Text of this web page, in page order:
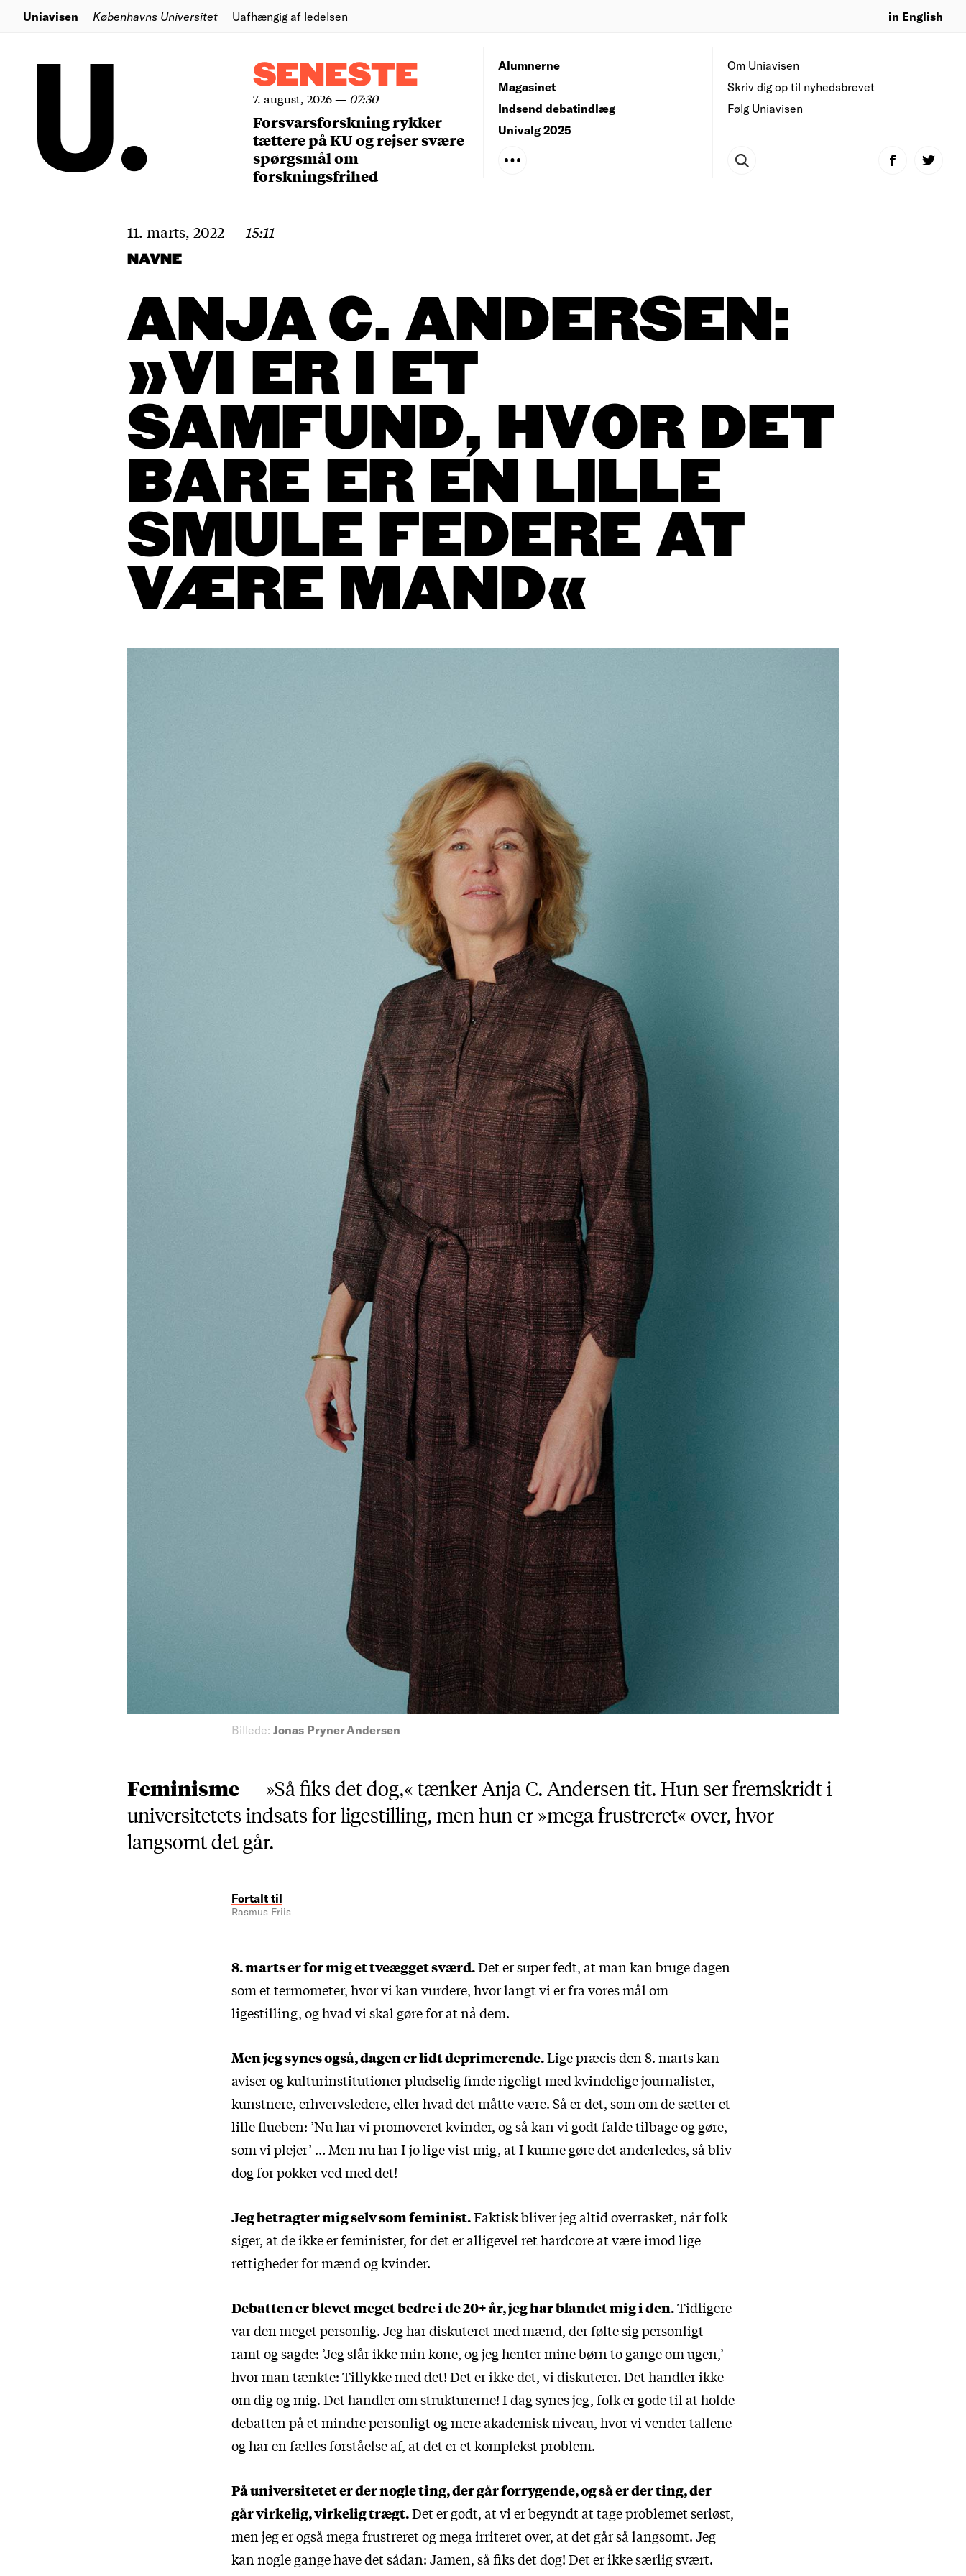
Uniavisen Københavns Universitet Uafhængig af ledelsen in English
SENESTE
7. august, 2026— 07:30
Forsvarsforskning rykker
tættere på KU og rejser svære
spørgsmål om
forskningsfrihed
Om Uniavisen
Skriv dig op til nyhedsbrevet
Følg Uniavisen
Alumnerne
Magasinet
Indsend debatindlæg
Univalg 2025
11. marts, 2022 — 15:11
NAVNE
ANJA C. ANDERSEN:
»VI ER I ET
SAMFUND, HVOR DET
BARE ER EN LILLE
SMULE FEDERE AT
VÆRE MAND«
Billede: Jonas Pryner Andersen
Feminisme — »Så fiks det dog,« tænker Anja C. Andersen tit. Hun ser fremskridt i
universitetets indsats for ligestilling, men hun er »mega frustreret« over, hvor
langsomt det går.
Fortalt til
Rasmus Friis
8. marts er for mig et tveægget sværd.Det er super fedt, at man kan bruge dagen
som et termometer, hvor vi kan vurdere, hvor langt vi er fra vores mål om
ligestilling, og hvad vi skal gøre for at nå dem.
Men jeg synes også, dagen er lidt deprimerende.Lige præcis den 8. marts kan
aviser og kulturinstitutioner pludselig finde rigeligt med kvindelige journalister,
kunstnere, erhvervsledere, eller hvad det måtte være. Så er det, som om de sætter et
lille flueben: ’Nu har vi promoveret kvinder, og så kan vi godt falde tilbage og gøre,
som vi plejer’ … Men nu har I jo lige vist mig, at I kunne gøre det anderledes, så bliv
dog for pokker ved med det!
Jeg betragter mig selv som feminist.Faktisk bliver jeg altid overrasket, når folk
siger, at de ikke er feminister, for det er alligevel ret hardcore at være imod lige
rettigheder for mænd og kvinder.
Debatten er blevet meget bedre i de 20+ år, jeg har blandet mig i den.Tidligere
var den meget personlig. Jeg har diskuteret med mænd, der følte sig personligt
ramt og sagde: ’Jeg slår ikke min kone, og jeg henter mine børn to gange om ugen,’
hvor man tænkte: Tillykke med det! Det er ikke det, vi diskuterer. Det handler ikke
om dig og mig. Det handler om strukturerne! I dag synes jeg, folk er gode til at holde
debatten på et mindre personligt og mere akademisk niveau, hvor vi vender tallene
og har en fælles forståelse af, at det er et komplekst problem.
På universitetet er der nogle ting, der går forrygende, og så er der ting, der
går virkelig, virkelig trægt.Det er godt, at vi er begyndt at tage problemet seriøst,
men jeg er også mega frustreret og mega irriteret over, at det går så langsomt. Jeg
kan nogle gange have det sådan: Jamen, så fiks det dog! Det er ikke særlig svært.